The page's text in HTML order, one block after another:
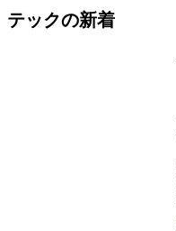
テックの新着